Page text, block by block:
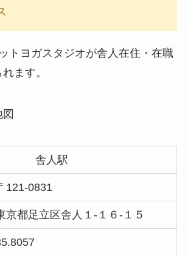
トヨガスタジオが舎人在住・在職
ます。
舎人駅
121-0831
京都足立区舎人１-１６-１５